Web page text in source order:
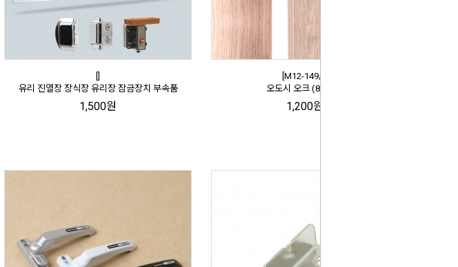
유리 진열장 장식장 유리장 잠금장치 부속품
1,500원
[M12-149//]
오도시 오크 (80mm)
1,200원